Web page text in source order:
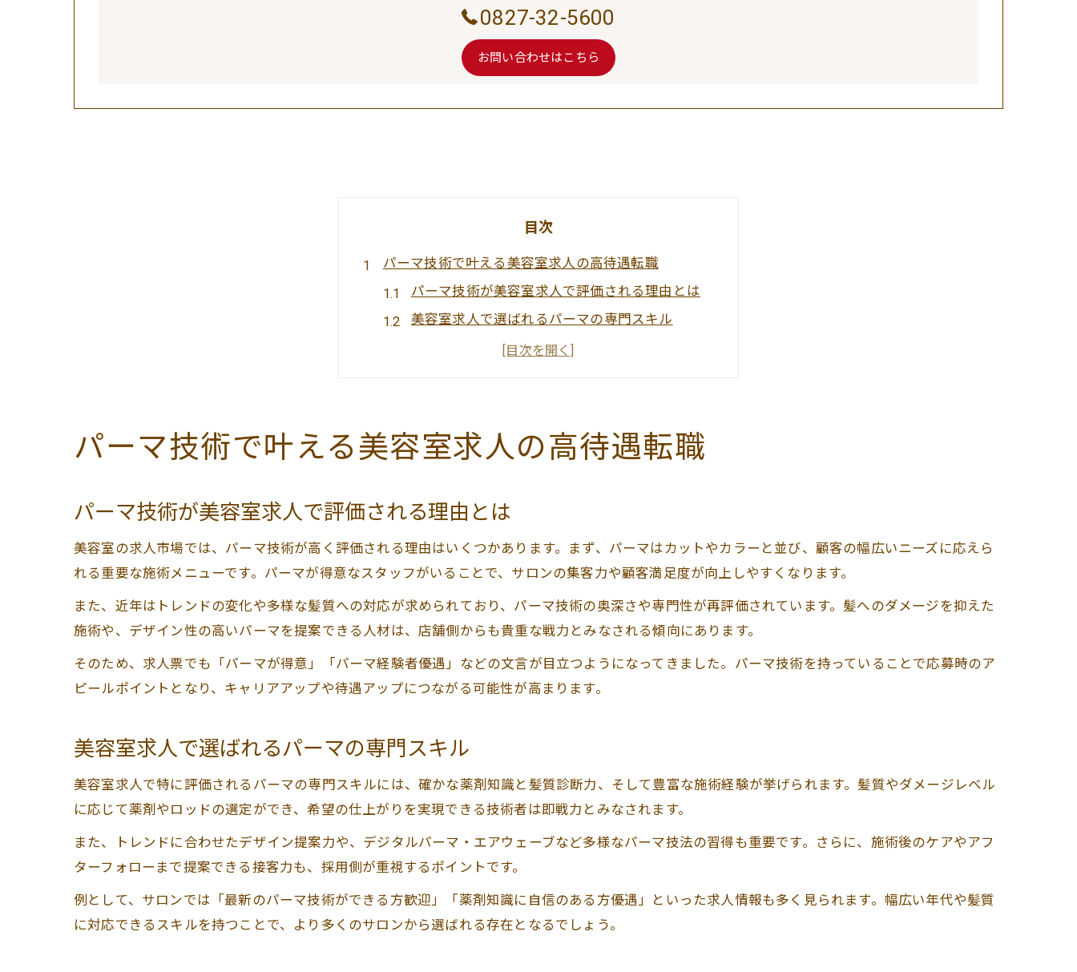
0827-32-5600
お問い合わせはこちら
目次
パーマ技術で叶える美容室求人の高待遇転職
パーマ技術が美容室求人で評価される理由とは
美容室求人で選ばれるパーマの専門スキル
高待遇求人を狙うパーマ技術の磨き方ポイント
美容室求人でパーマ経験を活かす転職戦略
美容室求人市場でパーマ経験が評価される理由
パーマ経験が美容室求人で求められる背景
パーマ経験が美容室求人の採用ポイントに
美容室求人市場でパーマ経験が重視される訳
美容室求人でパーマ経験者が選ばれる要因
パーマに強い美容師こそ活躍できる職場選び
パーマ技術を活かす美容室求人の選び方
美容室求人で活躍できるパーマ強化サロンとは
活躍できる美容室求人とパーマ専門性の関係
パーマの実力を発揮できる美容室求人の特徴
美容室求人でキャリアアップを叶えるパーマ技術
美容室求人で活かせるパーマ技術の伸ばし方
キャリア形成に役立つパーマ技術の活用法
未経験から美容室求人に挑戦するパーマの魅力
パーマ技術で叶える美容室求人の高待遇転職
パーマ技術が美容室求人で評価される理由とは
美容室の求人市場では、パーマ技術が高く評価される理由はいくつかあります。まず、パーマはカットやカラーと並び、顧客の幅広いニーズに応えら
れる重要な施術メニューです。パーマが得意なスタッフがいることで、サロンの集客力や顧客満足度が向上しやすくなります。
また、近年はトレンドの変化や多様な髪質への対応が求められており、パーマ技術の奥深さや専門性が再評価されています。髪へのダメージを抑えた
施術や、デザイン性の高いパーマを提案できる人材は、店舗側からも貴重な戦力とみなされる傾向にあります。
そのため、求人票でも「パーマが得意」「パーマ経験者優遇」などの文言が目立つようになってきました。パーマ技術を持っていることで応募時のア
ピールポイントとなり、キャリアアップや待遇アップにつながる可能性が高まります。
美容室求人で選ばれるパーマの専門スキル
美容室求人で特に評価されるパーマの専門スキルには、確かな薬剤知識と髪質診断力、そして豊富な施術経験が挙げられます。髪質やダメージレベル
に応じて薬剤やロッドの選定ができ、希望の仕上がりを実現できる技術者は即戦力とみなされます。
また、トレンドに合わせたデザイン提案力や、デジタルパーマ・エアウェーブなど多様なパーマ技法の習得も重要です。さらに、施術後のケアやアフ
ターフォローまで提案できる接客力も、採用側が重視するポイントです。
例として、サロンでは「最新のパーマ技術ができる方歓迎」「薬剤知識に自信のある方優遇」といった求人情報も多く見られます。幅広い年代や髪質
に対応できるスキルを持つことで、より多くのサロンから選ばれる存在となるでしょう。